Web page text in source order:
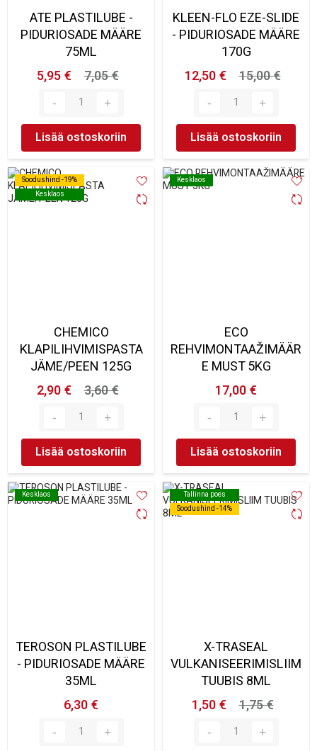
ATE PLASTILUBE -
PIDURIOSADE MÄÄRE
75ML
5,95 €
7,05 €
Lisää ostoskoriin
KLEEN-FLO EZE-SLIDE
- PIDURIOSADE MÄÄRE
170G
12,50 €
15,00 €
Lisää ostoskoriin
Soodushind -19%
Kesklaos
Soodushind -19%
Kesklaos
CHEMICO
KLAPILIHVIMISPASTA
JÄME/PEEN 125G
2,90 €
3,60 €
Lisää ostoskoriin
Kesklaos
Kesklaos
ECO
REHVIMONTAAŽIMÄÄR
E MUST 5KG
17,00 €
Lisää ostoskoriin
Kesklaos
Kesklaos
TEROSON PLASTILUBE
- PIDURIOSADE MÄÄRE
35ML
6,30 €
Tallinna poes
Soodushind -14%
Tallinna poes
Soodushind -14%
X-TRASEAL
VULKANISEERIMISLIIM
TUUBIS 8ML
1,50 €
1,75 €